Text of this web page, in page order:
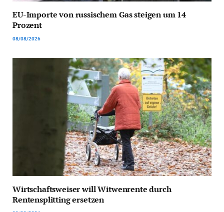
EU-Importe von russischem Gas steigen um 14
Prozent
08/08/2026
Wirtschaftsweiser will Witwenrente durch
Rentensplitting ersetzen